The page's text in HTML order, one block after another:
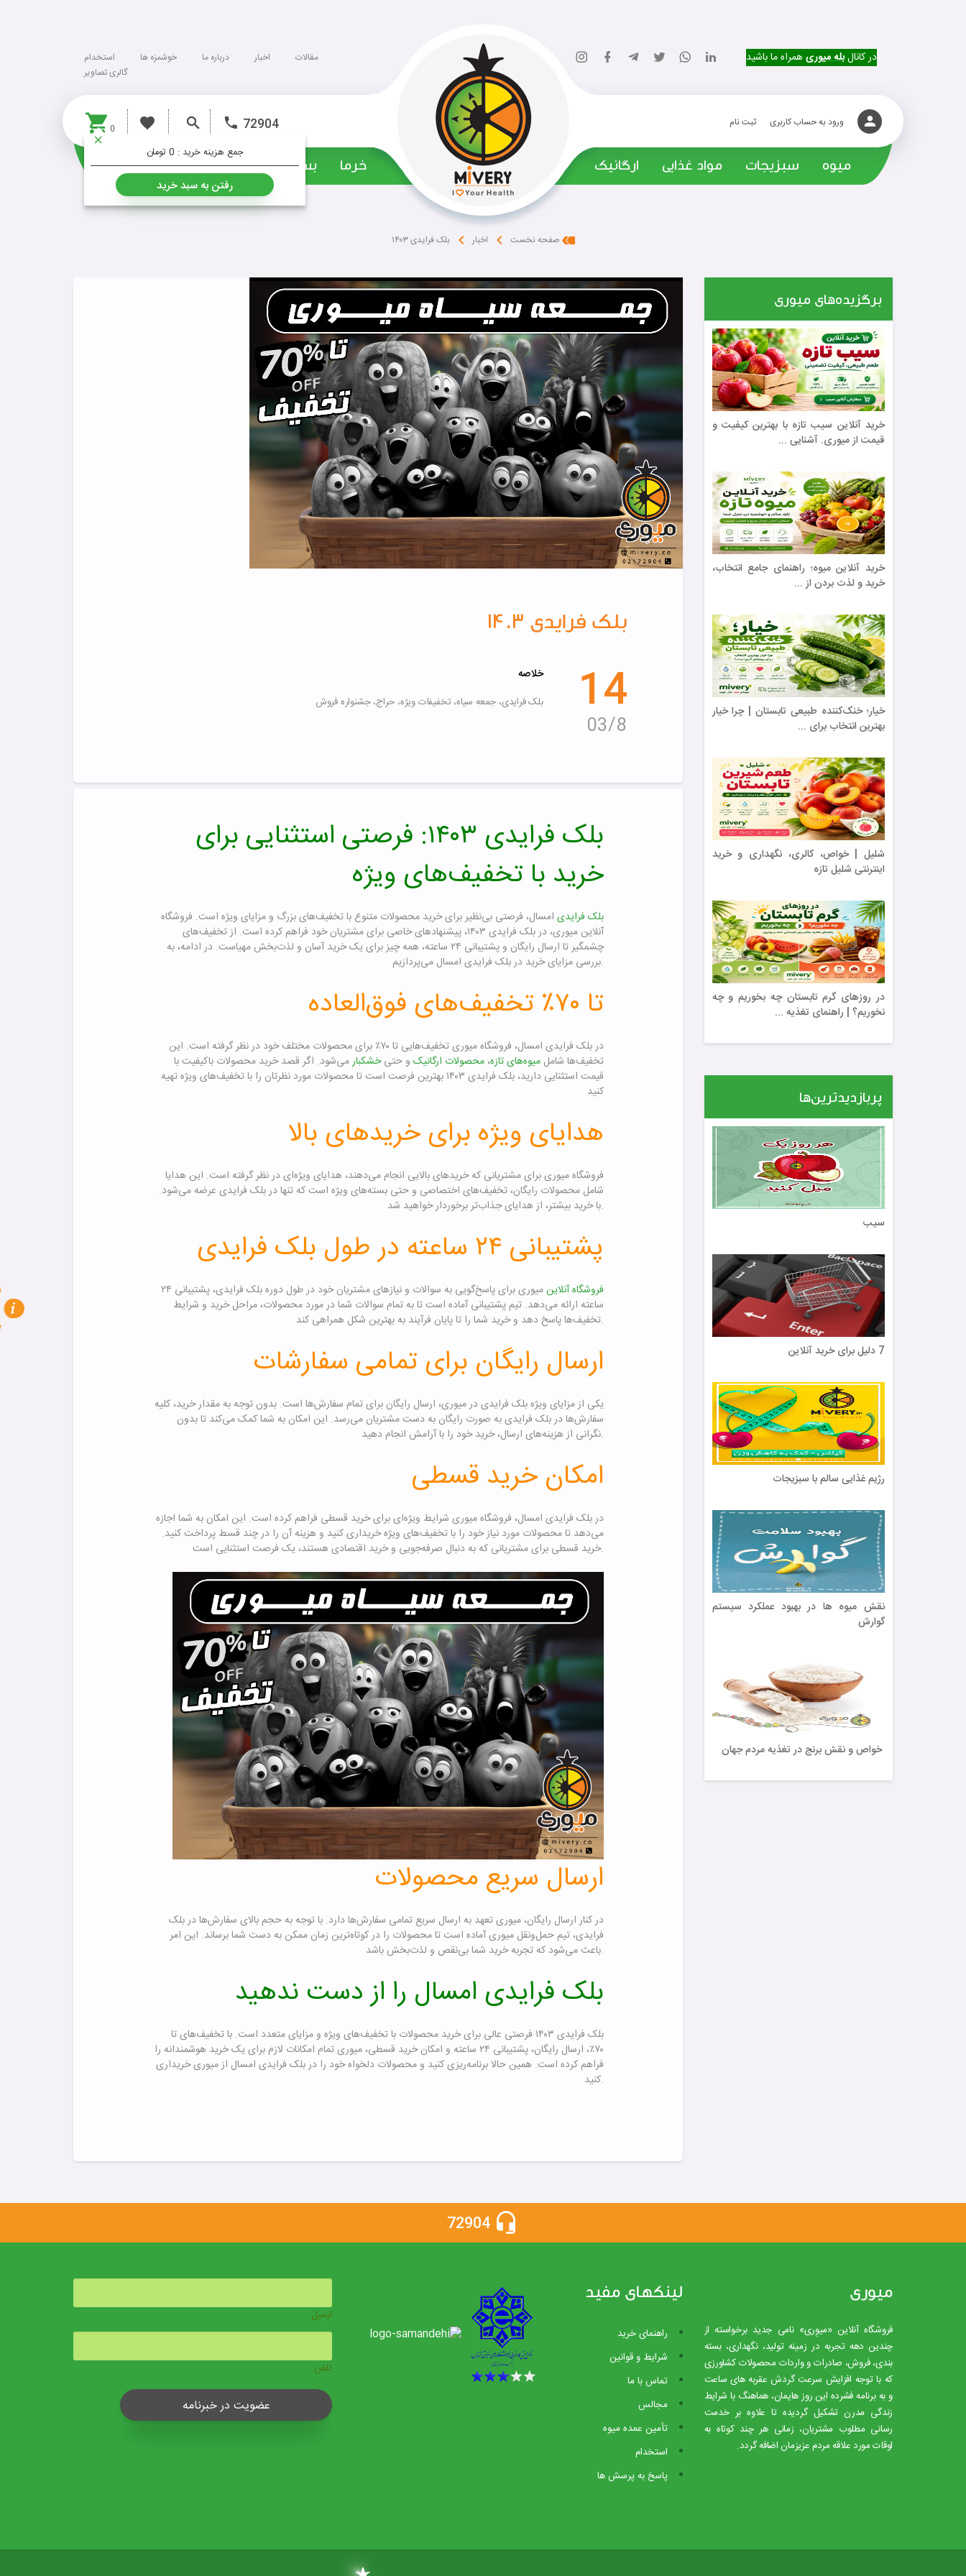
در کانالبله میوریهمراه ما باشید استخدام خوشمزه ها درباره ما اخبار
مقالات
گالری تصاویر
ورود به حساب کاربری ثبت نام
0
جمع هزینه خرید :
رفتن به سبد خرید
72904
میوه سبزیجات مواد غذایی ارگانیک ‌ خرما بسته ها خشکبار
صفحه نخست اخبار بلک فرایدی ۱۴۰۳
بلک فرایدی ۱۴۰۳
14
8
03
خلاصه
بلک فرایدی، جمعه سیاه، تخفیفات ویژه، حراج، جشنواره فروش
بلک فرایدی ۱۴۰۳: فرصتی استثنایی برای
خرید با تخفیف‌های ویژه
بلک فرایدی امسال، فرصتی بی‌نظیر برای خرید محصولات متنوع با تخفیف‌های بزرگ و مزایای ویژه است. فروشگاه
آنلاین میوری، در بلک فرایدی ۱۴۰۳، پیشنهادهای خاصی برای مشتریان خود فراهم کرده است. از تخفیف‌های
چشمگیر تا ارسال رایگان و پشتیبانی ۲۴ ساعته، همه چیز برای یک خرید آسان و لذت‌بخش مهیاست. در ادامه، به
بررسی مزایای خرید در بلک فرایدی امسال می‌پردازیم.
تا ۷۰٪ تخفیف‌های فوق‌العاده
در بلک فرایدی امسال، فروشگاه میوری تخفیف‌هایی تا ۷۰٪ برای محصولات مختلف خود در نظر گرفته است. این
تخفیف‌ها شاملمیوه‌های تازه،محصولات ارگانیک و حتیخشکبارمی‌شود. اگر قصد خرید محصولات باکیفیت با
قیمت استثنایی دارید، بلک فرایدی ۱۴۰۳ بهترین فرصت است تا محصولات مورد نظرتان را با تخفیف‌های ویژه تهیه
کنید
هدایای ویژه برای خریدهای بالا
فروشگاه میوری برای مشتریانی که خریدهای بالایی انجام می‌دهند، هدایای ویژه‌ای در نظر گرفته است. این هدایا
شامل محصولات رایگان، تخفیف‌های اختصاصی و حتی بسته‌های ویژه است که تنها در بلک فرایدی عرضه می‌شود.
با خرید بیشتر، از هدایای جذاب‌تر برخوردار خواهید شد.
پشتیبانی ۲۴ ساعته در طول بلک فرایدی
فروشگاه آنلاین
میوری برای پاسخ‌گویی به سوالات و نیازهای مشتریان خود در طول دوره بلک فرایدی، پشتیبانی ۲۴
ساعته ارائه می‌دهد. تیم پشتیبانی آماده است تا به تمام سوالات شما در مورد محصولات، مراحل خرید و شرایط
تخفیف‌ها پاسخ دهد و خرید شما را تا پایان فرآیند به بهترین شکل همراهی کند.
ارسال رایگان برای تمامی سفارشات
یکی از مزایای ویژه بلک فرایدی در میوری، ارسال رایگان برای تمام سفارش‌ها است. بدون توجه به مقدار خرید، کلیه
سفارش‌ها در بلک فرایدی به صورت رایگان به دست مشتریان می‌رسد. این امکان به شما کمک می‌کند تا بدون
نگرانی از هزینه‌های ارسال، خرید خود را با آرامش انجام دهید.
امکان خرید قسطی
در بلک فرایدی امسال، فروشگاه میوری شرایط ویژه‌ای برای خرید قسطی فراهم کرده است. این امکان به شما اجازه
می‌دهد تا محصولات مورد نیاز خود را با تخفیف‌های ویژه خریداری کنید و هزینه آن را در چند قسط پرداخت کنید.
خرید قسطی برای مشتریانی که به دنبال صرفه‌جویی و خرید اقتصادی هستند، یک فرصت استثنایی است.
ارسال سریع محصولات
در کنار ارسال رایگان، میوری تعهد به ارسال سریع تمامی سفارش‌ها دارد. با توجه به حجم بالای سفارش‌ها در بلک
فرایدی، تیم حمل‌ونقل میوری آماده است تا محصولات را در کوتاه‌ترین زمان ممکن به دست شما برساند. این امر
باعث می‌شود که تجربه خرید شما بی‌نقص و لذت‌بخش باشد.
بلک فرایدی امسال را از دست ندهید
بلک فرایدی ۱۴۰۳ فرصتی عالی برای خرید محصولات با تخفیف‌های ویژه و مزایای متعدد است. با تخفیف‌های تا
۷۰٪، ارسال رایگان، پشتیبانی ۲۴ ساعته و امکان خرید قسطی، میوری تمام امکانات لازم برای یک خرید هوشمندانه را
فراهم کرده است. همین حالا برنامه‌ریزی کنید و محصولات دلخواه خود را در بلک فرایدی امسال از میوری خریداری
کنید.
برگزیده‌های میوری
خرید آنلاین سیب تازه با بهترین کیفیت و
قیمت از میوری. آشنایی ...
خرید آنلاین میوه؛ راهنمای جامع انتخاب،
خرید و لذت بردن از ...
خیار؛ خنک‌کننده طبیعی تابستان | چرا خیار
بهترین انتخاب برای ...
شلیل | خواص، کالری، نگهداری و خرید
اینترنتی شلیل تازه
در روزهای گرم تابستان چه بخوریم و چه
نخوریم؟ | راهنمای تغذیه ...
پربازدیدترین‌ها
سیب
7 دلیل برای خرید آنلاین
رژیم غذایی سالم با سبزیجات
نقش میوه ها در بهبود عملکرد سیستم
گوارش
خواص و نقش برنج در تغذیه مردم جهان
72904
میوری
فروشگاه آنلاین «میوِری» نامی جدید برخواسته از
چندین دهه تجربه در زمینه تولید، نگهداری، بسته
بندی، فروش، صادرات و واردات محصولات کشاورزی
که با توجه افزایش سرعت گردش عقربه های ساعت
و به برنامه فشرده این روز هایمان، هماهنگ با شرایط
زندگی مدرن تشکیل گردیده تا علاوه بر خدمت
رسانی مطلوب مشتریان، زمانی هر چند کوتاه به
اوقات مورد علاقه مردم عزیزمان اضافه گردد.
لینکهای مفید
راهنمای خرید
شرایط و قوانین
تماس با ما
مجالس
تأمین عمده میوه
استخدام
پاسخ به پرسش ها
ایمیل
تلفن
عضویت در خبرنامه